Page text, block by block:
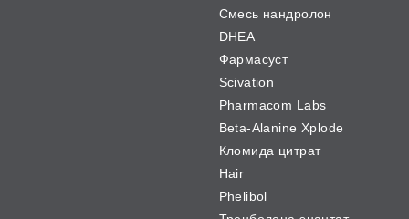
Смесь нандролон
DHEA
Фармасуст
Scivation
Pharmacom Labs
Beta-Alanine Xplode
Кломида цитрат
Hair
Phelibol